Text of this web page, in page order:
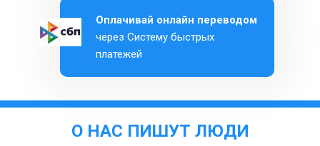
Оплачивай онлайн переводом
через Систему быстрых
платежей
О НАС ПИШУТ ЛЮДИ